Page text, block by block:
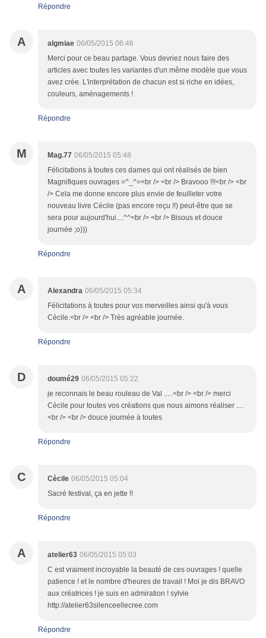
Répondre
A algmiae 06/05/2015 06:46
Merci pour ce beau partage. Vous devriez nous faire des
articles avec toutes les variantes d'un même modèle que vous
avez crée. L'interprétation de chacun est si riche en idées,
couleurs, aménagements !
Répondre
M Mag.77 06/05/2015 05:48
Félicitations à toutes ces dames qui ont réalisés de bien
Magnifiques ouvrages =^_^=<br /> <br /> Bravooo !!!<br /> <br
/> Cela me donne encore plus envie de feuilleter votre
nouveau livre Cécile (pas encore reçu !!) peut-être que se
sera pour aujourd'hui....^^<br /> <br /> Bisous et douce
journée ;o)))
Répondre
A Alexandra 06/05/2015 05:34
Félicitations à toutes pour vos merveilles ainsi qu'à vous
Cécile.<br /> <br /> Très agréable journée.
Répondre
D doumé29 06/05/2015 05:22
je reconnais le beau rouleau de Val .....<br /> <br /> merci
Cécile pour toutes vos créations que nous aimons réaliser ....
<br /> <br /> douce journée à toutes
Répondre
C Cècile 06/05/2015 05:04
Sacré festival, ça en jette !!
Répondre
A atelier63 06/05/2015 05:03
C est vraiment incroyable la beauté de ces ouvrages ! quelle
patience ! et le nombre d'heures de travail ! Moi je dis BRAVO
aux créatrices ! je suis en admiration ! sylvie
http://atelier63silenceellecree.com
Répondre